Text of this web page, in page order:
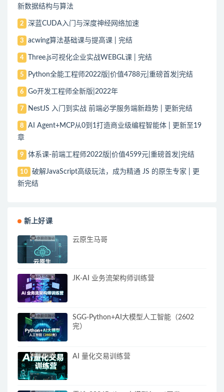
新数据结构与算法
2 深蓝CUDA入门与深度神经网络加速
3 acwing算法基础课与提高课 | 完结
4 Three.js可视化企业实战WEBGL课 | 完结
5 Python全能工程师2022版|价值4788元|重磅首发|完结
6 Go开发工程师全新版|2022年
7 NestJS 入门到实战 前端必学服务端新趋势 | 更新完结
8
AI Agent+MCP从0到1打造商业级编程智能体 | 更新至19
章
9 体系课-前端工程师2022版|价值4599元|重磅首发|完结
10
破解JavaScript高级玩法，成为精通 JS 的原生专家 | 更
新完结
新上好课
云原生马哥
JK-AI 业务流架构师训练营
SGG-Python+AI大模型人工智能（2602
完）
AI 量化交易训练营